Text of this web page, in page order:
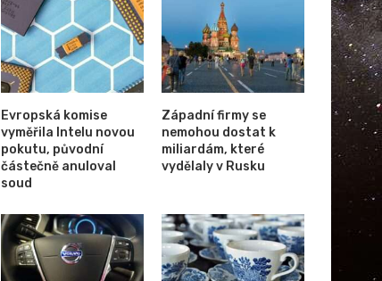
Evropská komise
vyměřila Intelu novou
pokutu, původní
částečně anuloval
soud
Západní firmy se
nemohou dostat k
miliardám, které
vydělaly v Rusku